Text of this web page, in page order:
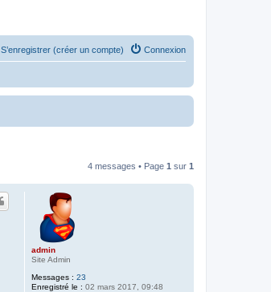
Connexion
S’enregistrer (créer un compte)
4 messages • Page 1 sur 1
admin
Site Admin
Messages : 23
Enregistré le : 02 mars 2017, 09:48